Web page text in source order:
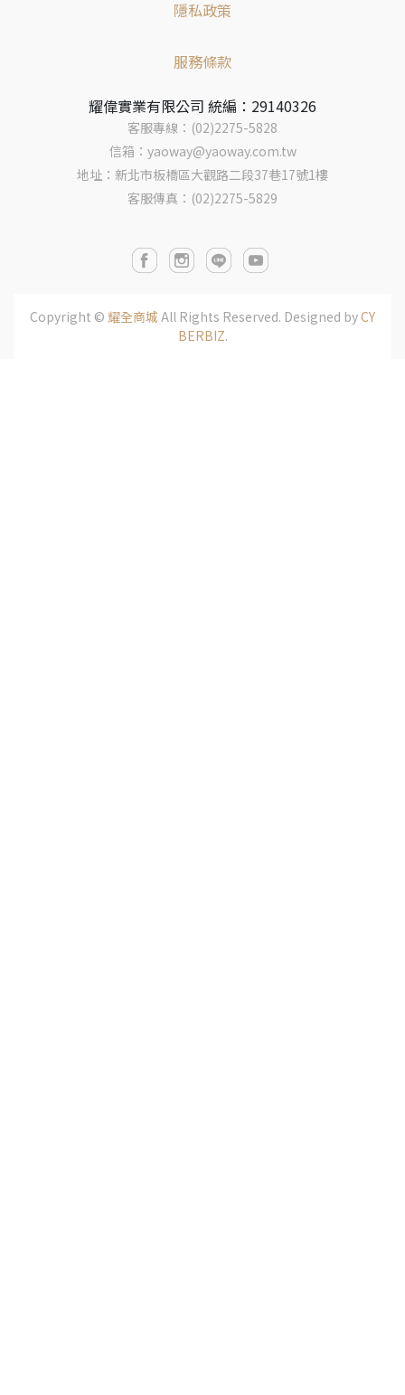
隱私政策
服務條款
耀偉實業有限公司 統編：29140326
客服專線：(02)2275-5828
信箱：yaoway@yaoway.com.tw
地址：新北市板橋區大觀路二段37巷17號1樓
客服傳真：(02)2275-5829
Copyright © 耀全商城 All Rights Reserved. Designed byCY
BERBIZ.